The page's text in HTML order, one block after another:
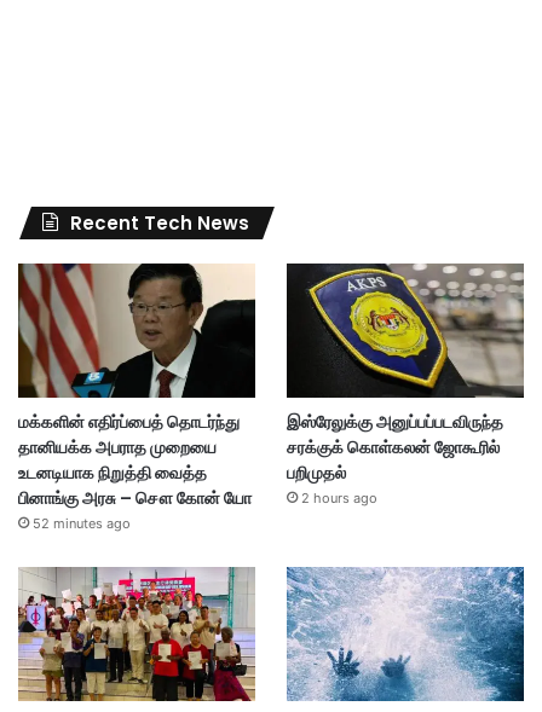
Recent Tech News
மக்களின் எதிர்ப்பைத் தொடர்ந்து
தானியக்க அபராத முறையை
உடனடியாக நிறுத்தி வைத்த
பினாங்கு அரசு – சௌ கோன் யோ
52 minutes ago
இஸ்ரேலுக்கு அனுப்பப்படவிருந்த
சரக்குக் கொள்கலன் ஜோகூரில்
பறிமுதல்
2 hours ago